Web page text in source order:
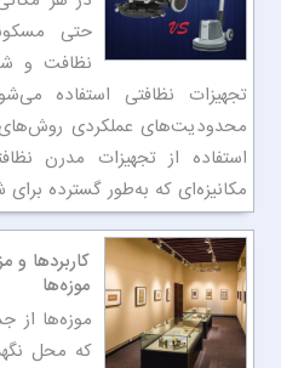
حتی
نظافت و
تجهیزات نظافتی استفاده
محدودیت‌های عملکردی روش‌های
استفاده از تجهیزات مدرن
مکانیزه‌ای که به‌طور گسترده
کاربردها و
موزه‌ها
موزه‌ها از
که محل